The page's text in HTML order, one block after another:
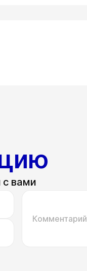
с вами
Комментарий